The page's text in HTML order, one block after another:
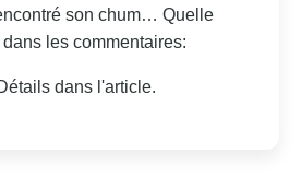
son chum… Quelle
les commentaires:
dans l'article.